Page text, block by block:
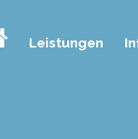
Leistungen